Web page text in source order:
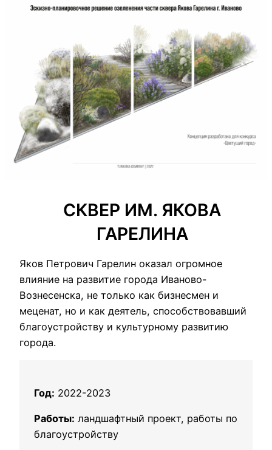
СКВЕР ИМ. ЯКОВА
ГАРЕЛИНА
Яков Петрович Гарелин оказал огромное
влияние на развитие города Иваново-
Вознесенска, не только как бизнесмен и
меценат, но и как деятель, способствовавший
благоустройству и культурному развитию
города.
Год: 2022-2023
Работы: ландшафтный проект, работы по
благоустройству